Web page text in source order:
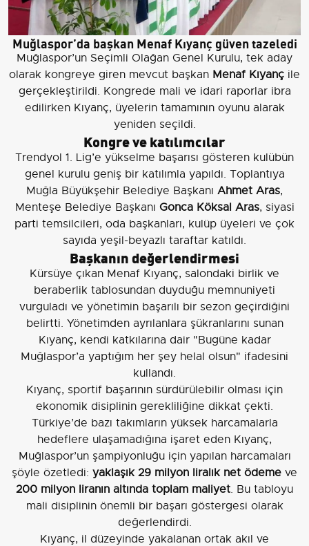
Muğlaspor’da başkan Menaf Kıyanç güven tazeledi
Muğlaspor’un Seçimli Olağan Genel Kurulu, tek aday
olarak kongreye giren mevcut başkan Menaf Kıyanç ile
gerçekleştirildi. Kongrede mali ve idari raporlar ibra
edilirken Kıyanç, üyelerin tamamının oyunu alarak
yeniden seçildi.
Kongre ve katılımcılar
Trendyol 1. Lig’e yükselme başarısı gösteren kulübün
genel kurulu geniş bir katılımla yapıldı. Toplantıya
Muğla Büyükşehir Belediye Başkanı Ahmet Aras,
Menteşe Belediye Başkanı Gonca Köksal Aras, siyasi
parti temsilcileri, oda başkanları, kulüp üyeleri ve çok
sayıda yeşil-beyazlı taraftar katıldı.
Başkanın değerlendirmesi
Kürsüye çıkan Menaf Kıyanç, salondaki birlik ve
beraberlik tablosundan duyduğu memnuniyeti
vurguladı ve yönetimin başarılı bir sezon geçirdiğini
belirtti. Yönetimden ayrılanlara şükranlarını sunan
Kıyanç, kendi katkılarına dair "Bugüne kadar
Muğlaspor’a yaptığım her şey helal olsun" ifadesini
kullandı.
Kıyanç, sportif başarının sürdürülebilir olması için
ekonomik disiplinin gerekliliğine dikkat çekti.
Türkiye’de bazı takımların yüksek harcamalarla
hedeflere ulaşamadığına işaret eden Kıyanç,
Muğlaspor’un şampiyonluğu için yapılan harcamaları
şöyle özetledi: yaklaşık 29 milyon liralık net ödeme ve
200 milyon liranın altında toplam maliyet. Bu tabloyu
mali disiplinin önemli bir başarı göstergesi olarak
değerlendirdi.
Kıyanç, il düzeyinde yakalanan ortak akıl ve